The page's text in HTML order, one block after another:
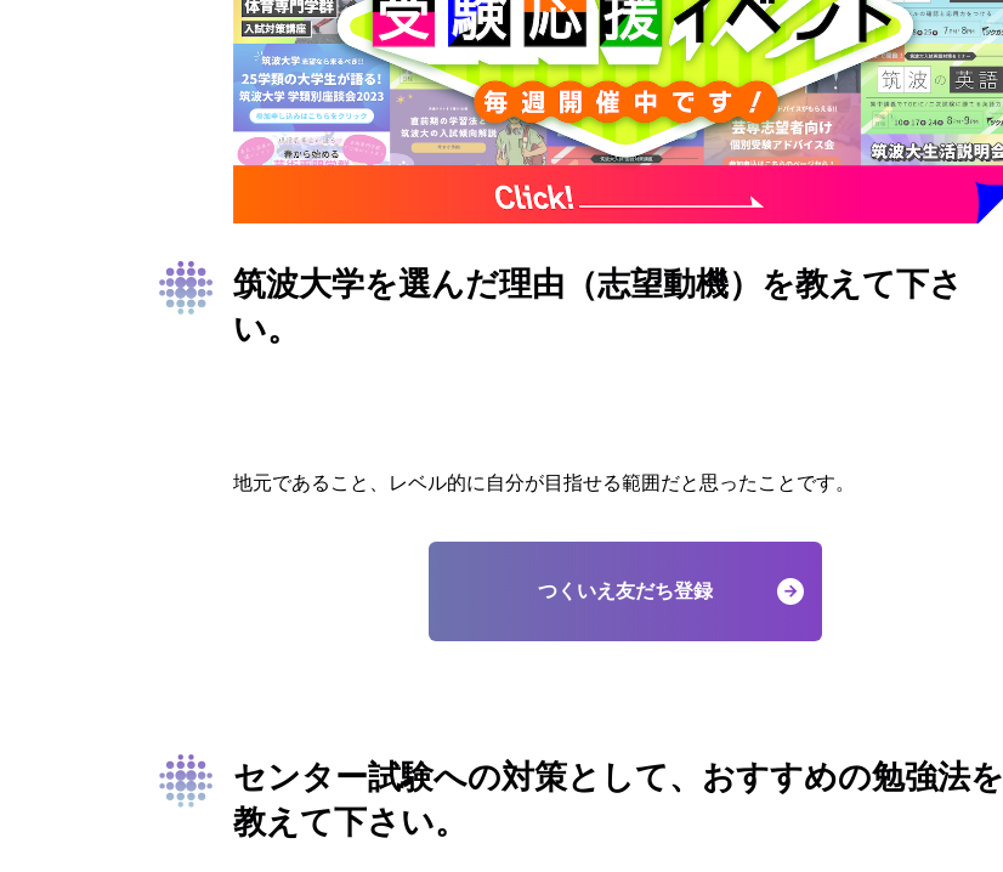
筑波大学を選んだ理由（志望動機）を教えて下さ
い。
地元であること、レベル的に自分が目指せる範囲だと思ったことです。
つくいえ友だち登録
センター試験への対策として、おすすめの勉強法を
教えて下さい。